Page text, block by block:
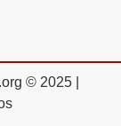
© 2025 |